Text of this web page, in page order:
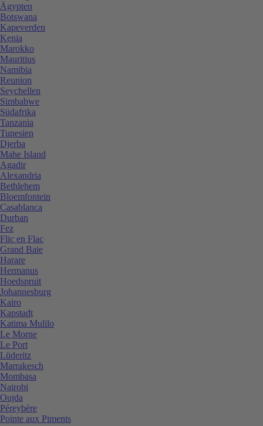
Ägypten
Botswana
Kapeverden
Kenia
Marokko
Mauritius
Namibia
Reunion
Seychellen
Simbabwe
Südafrika
Tanzania
Tunesien
Djerba
Mahe Island
Agadir
Alexandria
Bethlehem
Bloemfontein
Casablanca
Durban
Fez
Flic en Flac
Grand Baie
Harare
Hermanus
Hoedspruit
Johannesburg
Kairo
Kapstadt
Katima Mulilo
Le Morne
Le Port
Lüderitz
Marrakesch
Mombasa
Nairobi
Oujda
Péreybère
Pointe aux Piments